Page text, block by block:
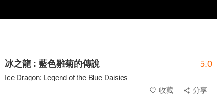
冰之龍 : 藍色雛菊的傳說 5.0
Ice Dragon: Legend of the Blue Daisies
收藏
分享